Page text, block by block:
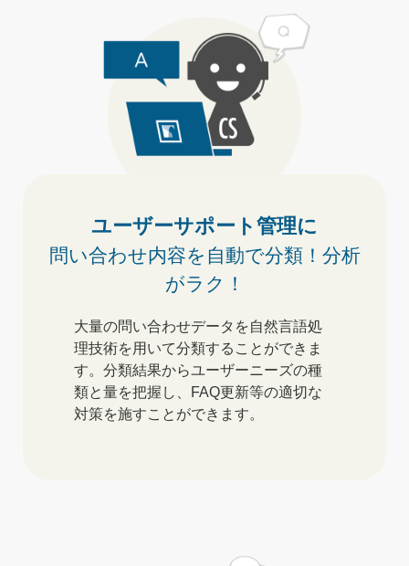
ユーザーサポート管理に
問い合わせ内容を自動で分類！ 分析
がラク！
大量の問い合わせデータを自然言語処
理技術を用いて分類することができま
す。 分類結果からユーザーニーズの種
類と量を把握し、FAQ更新等の適切な
対策を施すことができます。